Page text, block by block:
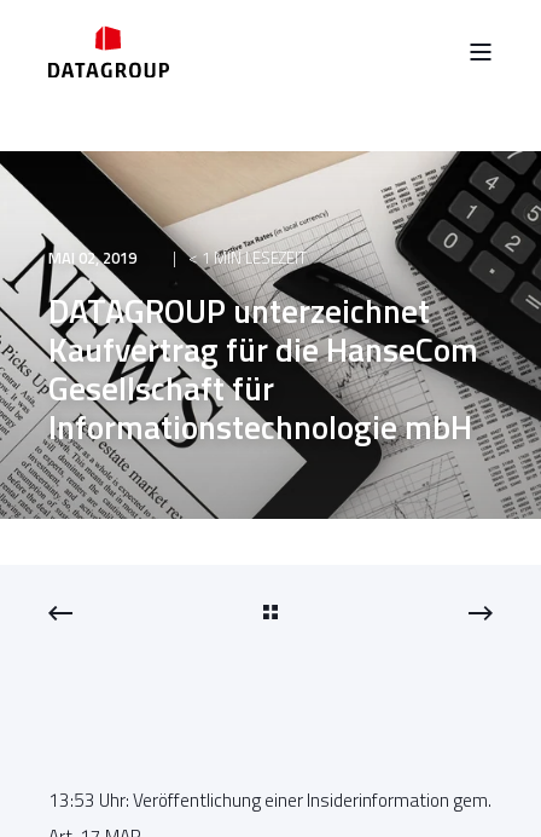
MAI 02, 2019 < 1 MIN LESEZEIT
DATAGROUP unterzeichnet
Kaufvertrag für die HanseCom
Gesellschaft für
Informationstechnologie mbH
13:53 Uhr: Veröffentlichung einer Insiderinformation gem.